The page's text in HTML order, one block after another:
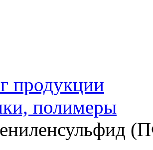
продукции
полимеры